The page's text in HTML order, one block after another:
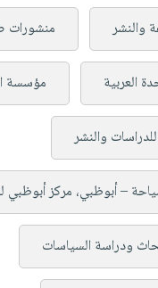
والنشر منشورات
العربية مؤسسة
والنشر
– أبوظبي، مركز أبوظبي
ودراسة السياسات